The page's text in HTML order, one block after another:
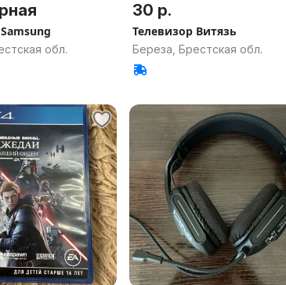
обл.
30 р.
Телевизор Витязь
Береза, Брестская обл.